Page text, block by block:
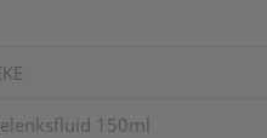
150ml